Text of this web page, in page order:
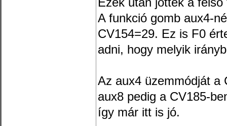
A funkció gomb aux4-
CV154=29. Ez is F0
adni, hogy melyik
Az aux4 üzemmódját a
aux8 pedig a CV185-
így már itt is jó.